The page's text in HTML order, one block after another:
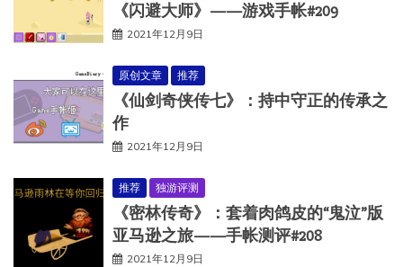
《闪避大师》——游戏手帐#209
2021年12月9日
原创文章 推荐
《仙剑奇侠传七》：持中守正的传承之
作
2021年12月9日
推荐 独游评测
《密林传奇》：套着肉鸽皮的“鬼泣”版
亚马逊之旅——手帐测评#208
2021年12月9日